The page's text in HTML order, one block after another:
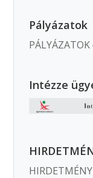
Pályázatok
Intézze